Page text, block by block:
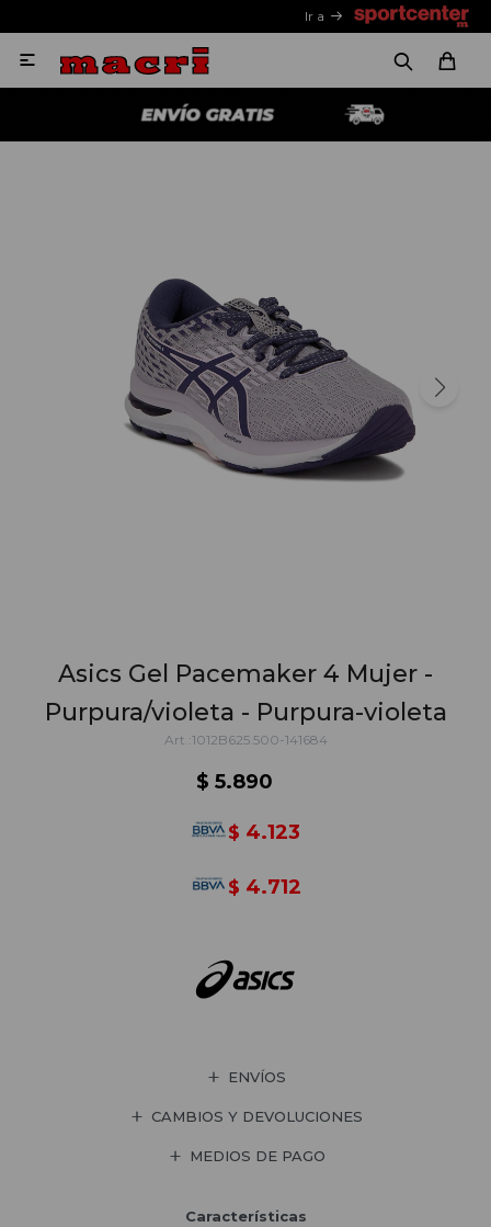
Ir a

Asics Gel Pacemaker 4 Mujer -
Purpura/violeta - Purpura-violeta
1012B625.500-141684
$ 5.890
$ 4.123
$ 4.712
ENVÍOS
CAMBIOS Y DEVOLUCIONES
MEDIOS DE PAGO
Características